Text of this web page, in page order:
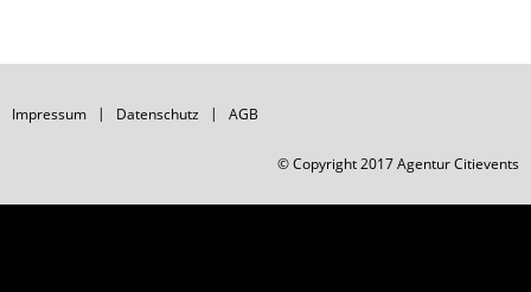
Impressum Datenschutz AGB
© Copyright 2017 Agentur Citievents